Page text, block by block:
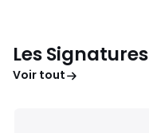
Les Signatures
Voir tout